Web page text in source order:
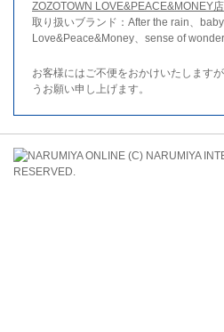
ZOZOTOWN LOVE&PEACE&MONEY店
取り扱いブランド：After the rain、
Love&Peace&Money、sense of
お客様にはご不便をおかけいたします
うお願い申し上げます。